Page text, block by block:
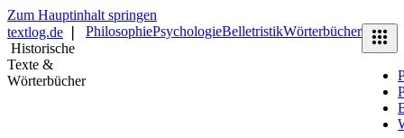
Zum Hauptinhalt springen
textlog.de
Historische
Texte &
Wörterbücher
PhilosophiePsychologieBelletristikWörterbücher